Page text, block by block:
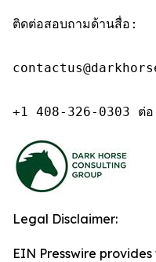
ติดต่อสอบถามด้านสื่อ:
+1 408-326-0303 ต่
Legal Disclaimer:
EIN Presswire